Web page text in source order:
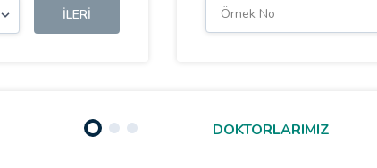
İLERI
DOKTORLARIMIZ